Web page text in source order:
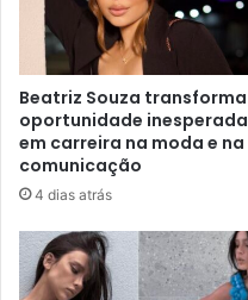
Beatriz Souza transforma
oportunidade inesperada
em carreira na moda e na
comunicação
4 dias atrás